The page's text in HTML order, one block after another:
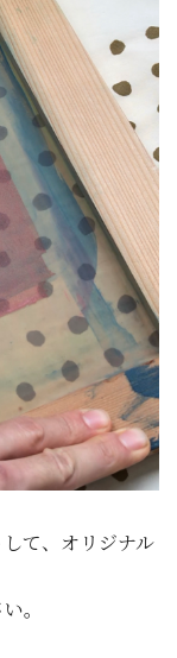
て、オリジナル
。